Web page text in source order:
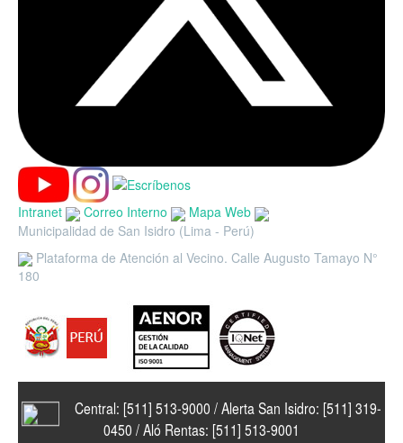
Intranet Correo Interno
Mapa Web
Municipalidad de San Isidro (Lima - Perú)
Plataforma de Atención al Vecino. Calle Augusto Tamayo N°
180
Central: [511] 513-9000 / Alerta San Isidro: [511] 319-
0450 / Aló Rentas: [511] 513-9001